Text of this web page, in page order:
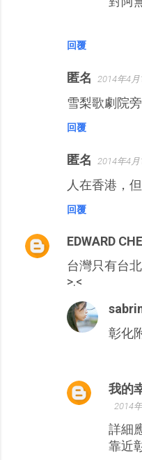
回覆
匿名 2014年4
雪梨歌劇院
回覆
匿名 2014年4
人在香港，
回覆
EDWARD
台灣只有台
>.<
彰化
我的
2014
詳細
靠近